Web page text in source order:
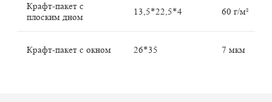
Крафт-пакет с
плоским дном
13,5*22,5*4 60 г/м²
Крафт-пакет с окном 26*35 7 мкм